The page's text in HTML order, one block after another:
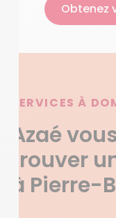
Obtenez
SERVICES À
Azaé
trouver
à Pierre-